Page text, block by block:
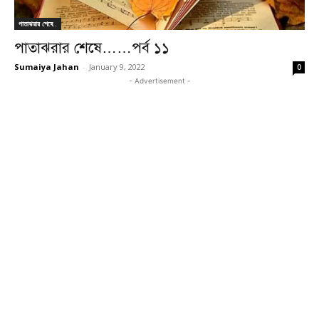
পাতাঝরার শেষে..
পাতাঝরার শেষে……পর্ব ১১
Sumaiya Jahan - January 9, 2022 0
- Advertisement -